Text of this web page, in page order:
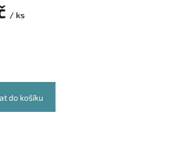
/ ks
do košíku